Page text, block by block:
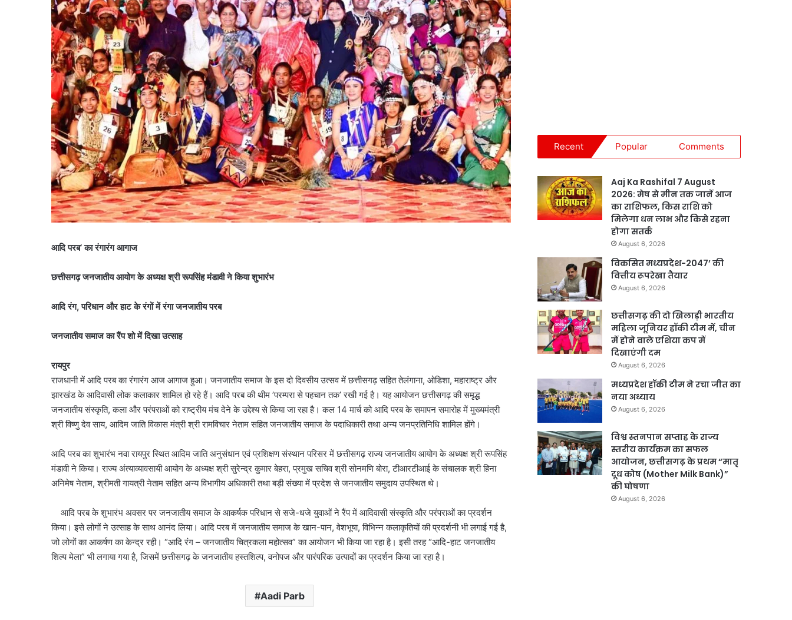
आदि परब’ का रंगारंग आगाज
छत्तीसगढ़ जनजातीय आयोग के अध्यक्ष श्री रूपसिंह मंडावी ने किया शुभारंभ
आदि रंग, परिधान और हाट के रंगों में रंगा जनजातीय परब
जनजातीय समाज का रैंप शो में दिखा उत्साह
रायपुर
राजधानी में आदि परब का रंगारंग आज आगाज हुआ। जनजातीय समाज के इस दो दिवसीय उत्सव में छत्तीसगढ़ सहित तेलंगाना, ओडिशा, महाराष्ट्र और
झारखंड के आदिवासी लोक कलाकार शामिल हो रहे हैं। आदि परब की थीम ’परम्परा से पहचान तक’ रखी गई है। यह आयोजन छत्तीसगढ़ की समृद्ध
जनजातीय संस्कृति, कला और परंपराओं को राष्ट्रीय मंच देने के उद्देश्य से किया जा रहा है। कल 14 मार्च को आदि परब के समापन समारोह में मुख्यमंत्री
श्री विष्णु देव साय, आदिम जाति विकास मंत्री श्री रामविचार नेताम सहित जनजातीय समाज के पदाधिकारी तथा अन्य जनप्रतिनिधि शामिल होंगे।
आदि परब का शुभारंभ नवा रायपुर स्थित आदिम जाति अनुसंधान एवं प्रशिक्षण संस्थान परिसर में छत्तीसगढ़ राज्य जनजातीय आयोग के अध्यक्ष श्री रूपसिंह
मंडावी ने किया। राज्य अंत्याव्यावसायी आयोग के अध्यक्ष श्री सुरेन्द्र कुमार बेहरा, प्रमुख सचिव श्री सोनमणि बोरा, टीआरटीआई के संचालक श्री हिना
अनिमेष नेताम, श्रीमती गायत्री नेताम सहित अन्य विभागीय अधिकारी तथा बड़ी संख्या में प्रदेश से जनजातीय समुदाय उपस्थित थे।
आदि परब के शुभारंभ अवसर पर जनजातीय समाज के आकर्षक परिधान से सजे-धजे युवाओं ने रैंप में आदिवासी संस्कृति और परंपराओं का प्रदर्शन
किया। इसे लोगों ने उत्साह के साथ आनंद लिया। आदि परब में जनजातीय समाज के खान-पान, वेशभूषा, विभिन्न कलाकृतियों की प्रदर्शनी भी लगाई गई है,
जो लोगों का आकर्षण का केन्द्र रही। “आदि रंग – जनजातीय चित्रकला महोत्सव” का आयोजन भी किया जा रहा है। इसी तरह “आदि-हाट जनजातीय
शिल्प मेला” भी लगाया गया है, जिसमें छत्तीसगढ़ के जनजातीय हस्तशिल्प, वनोपज और पारंपरिक उत्पादों का प्रदर्शन किया जा रहा है।
Aadi Parb
Recent Popular Comments
Aaj Ka Rashifal 7 August
2026: मेष से मीन तक जानें आज
का राशिफल, किस राशि को
मिलेगा धन लाभ और किसे रहना
होगा सतर्क
August 6, 2026
विकसित मध्यप्रदेश-2047’ की
वित्तीय रूपरेखा तैयार
August 6, 2026
छत्तीसगढ़ की दो खिलाड़ी भारतीय
महिला जूनियर हॉकी टीम में, चीन
में होने वाले एशिया कप में
दिखाएंगी दम
August 6, 2026
मध्यप्रदेश हॉकी टीम ने रचा जीत का
नया अध्याय
August 6, 2026
विश्व स्तनपान सप्ताह के राज्य
स्तरीय कार्यक्रम का सफल
आयोजन, छत्तीसगढ़ के प्रथम “मातृ
दूध कोष (Mother Milk Bank)”
की घोषणा
August 6, 2026